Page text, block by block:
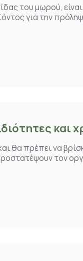
του μωρού,
για την
και
θα πρέπει να
τον